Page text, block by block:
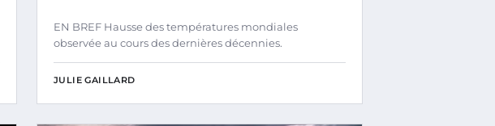
EN BREF Hausse des températures mondiales
observée au cours des dernières décennies.
JULIE GAILLARD